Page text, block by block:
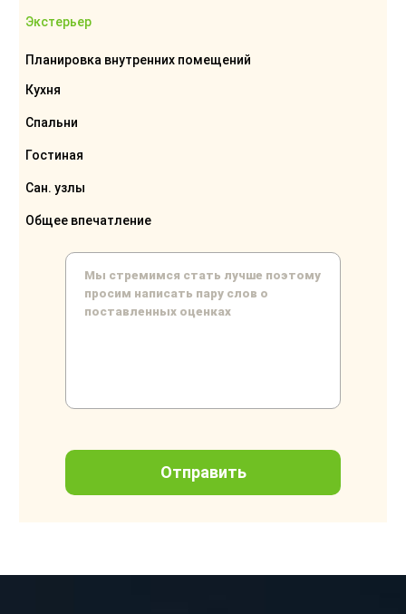
Экстерьер
Планировка внутренних помещений
Кухня
Спальни
Гостиная
Сан. узлы
Общее впечатление